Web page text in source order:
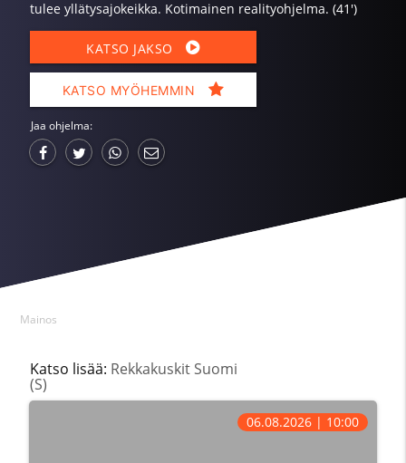
tulee yllätysajokeikka. Kotimainen realityohjelma. (41')
KATSO JAKSO
KATSO MYÖHEMMIN
Jaa ohjelma:
Mainos
Katso lisää: Rekkakuskit Suomi
(S)
06.08.2026 | 10:00